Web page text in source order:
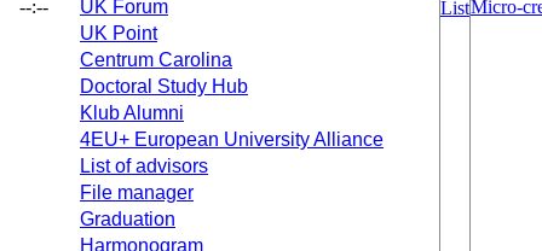
--:--
UK Forum
UK Point
Centrum Carolina
Doctoral Study Hub
Klub Alumni
4EU+ European University Alliance
List of advisors
File manager
Graduation
Harmonogram
ListMicro-